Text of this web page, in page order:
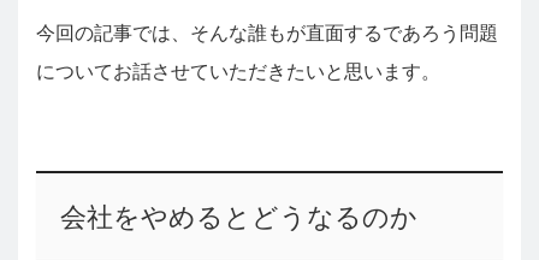
今回の記事では、そんな誰もが直面するであろう問題
についてお話させていただきたいと思います。
会社をやめるとどうなるのか